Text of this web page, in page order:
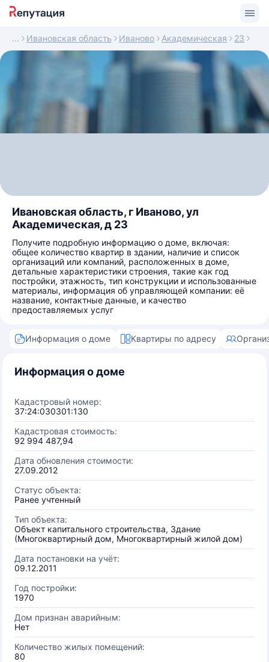
Ивановская область Иваново Академическая 23
Ивановская область, г Иваново, ул
Академическая, д 23
Получите подробную информацию о доме, включая:
общее количество квартир в здании, наличие и список
организаций или компаний, расположенных в доме,
детальные характеристики строения, такие как год
постройки, этажность, тип конструкции и использованные
материалы, информация об управляющей компании: её
название, контактные данные, и качество
предоставляемых услуг
Информация о доме Квартиры по адресу
Информация о доме
Кадастровый номер:
37:24:030301:130
Кадастровая стоимость:
92 994 487,94
Дата обновления стоимости:
27.09.2012
Статус объекта:
Ранее учтенный
Тип объекта:
Объект капитального строительства, Здание
(Многоквартирный дом, Многоквартирный жилой дом)
Дата постановки на учёт:
09.12.2011
Год постройки:
1970
Дом признан аварийным:
Нет
Количество жилых помещений:
80